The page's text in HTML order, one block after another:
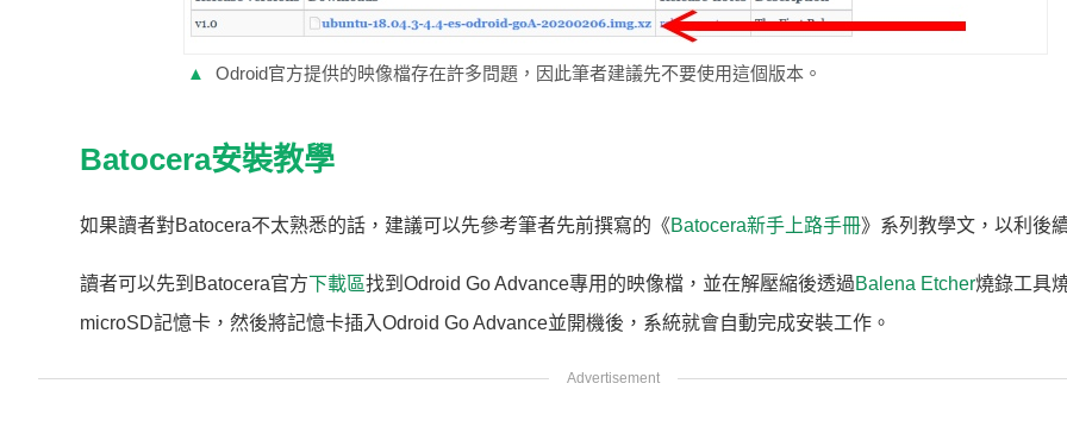
▲ Odroid官方提供的映像檔存在許多問題，因此筆者建議先不要使用這個版本。
Batocera安裝教學
如果讀者對Batocera不太熟悉的話，建議可以先參考筆者先前撰寫的《Batocera新手上路手冊》系列教學文，以利後
讀者可以先到Batocera官方下載區找到Odroid Go Advance專用的映像檔，並在解壓縮後透過Balena Etcher燒錄工具
microSD記憶卡，然後將記憶卡插入Odroid Go Advance並開機後，系統就會自動完成安裝工作。